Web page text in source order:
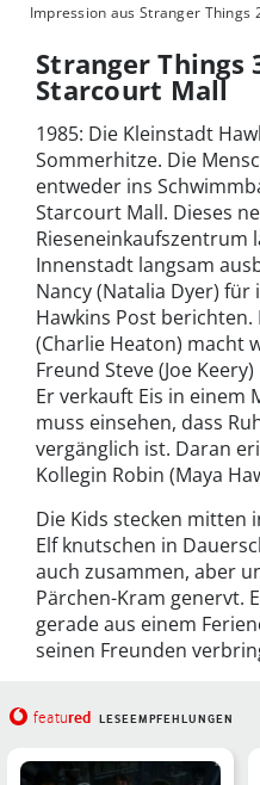
Impression aus Stranger Things
Stranger
Starcourt Mall
1985: Die Kleinstadt
Sommerhitze. Die
entweder ins
Starcourt Mall. Dieses
Rieseneinkaufszentrum
Innenstadt langsam
Nancy (Natalia Dyer)
Hawkins Post
(Charlie Heaton) macht
Freund Steve (Joe
Er verkauft Eis in einem
muss einsehen, dass
vergänglich ist. Daran
Kollegin Robin (Maya
Die Kids stecken mitten
Elf knutschen in
auch zusammen, aber
Pärchen-Kram genervt.
gerade aus einem
seinen Freunden
featured LESEEMPFEHLUNGEN